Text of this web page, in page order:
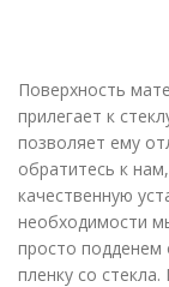
Поверхность
прилегает к
позволяет ему
обратитесь к
качественную
необходимости
просто подденем
пленку со